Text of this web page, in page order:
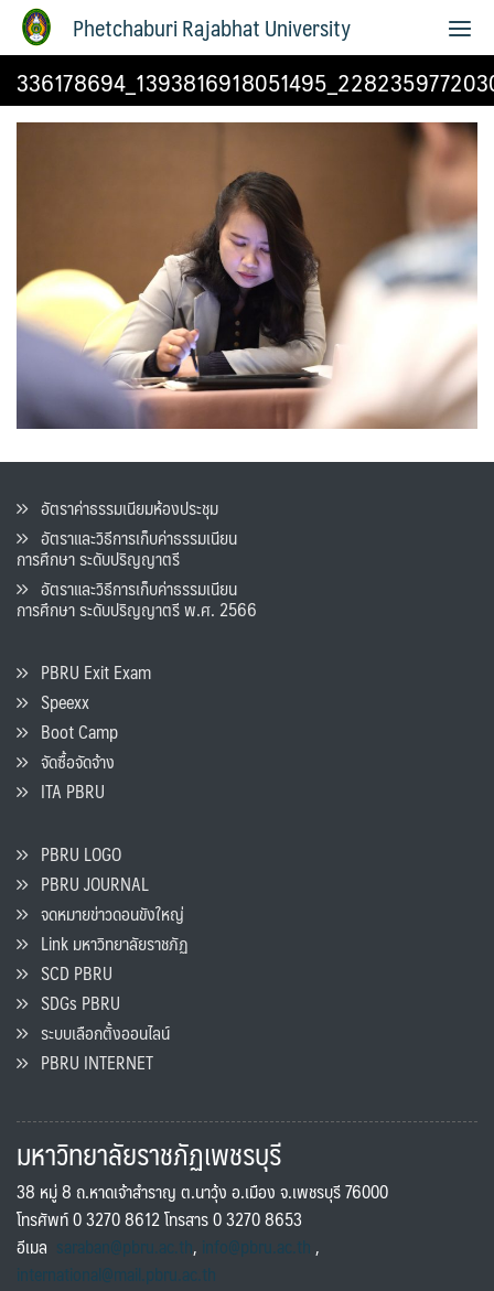
Phetchaburi Rajabhat University
อัตราค่าธรรมเนียมห้องประชุม
อัตราและวิธีการเก็บค่าธรรมเนียน
การศึกษา ระดับปริญญาตรี
อัตราและวิธีการเก็บค่าธรรมเนียน
การศึกษา ระดับปริญญาตรี พ.ศ. 2566
PBRU Exit Exam
Speexx
Boot Camp
จัดซื้อจัดจ้าง
ITA PBRU
PBRU LOGO
PBRU JOURNAL
จดหมายข่าวดอนขังใหญ่
Link มหาวิทยาลัยราชภัฏ
SCD PBRU
SDGs PBRU
ระบบเลือกตั้งออนไลน์
PBRU INTERNET
มหาวิทยาลัยราชภัฏเพชรบุรี
38 หมู่ 8 ถ.หาดเจ้าสำราญ ต.นาวุ้ง อ.เมือง จ.เพชรบุรี 76000
โทรศัพท์ 0 3270 8612 โทรสาร 0 3270 8653
อีเมล saraban@pbru.ac.th, info@pbru.ac.th,
international@mail.pbru.ac.th